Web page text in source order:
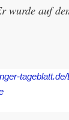
wurde auf